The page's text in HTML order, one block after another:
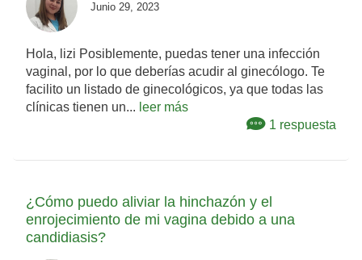
Junio 29, 2023
Hola, lizi Posiblemente, puedas tener una infección
vaginal, por lo que deberías acudir al ginecólogo. Te
facilito un listado de ginecológicos, ya que todas las
clínicas tienen un... leer más
1 respuesta
¿Cómo puedo aliviar la hinchazón y el
enrojecimiento de mi vagina debido a una
candidiasis?